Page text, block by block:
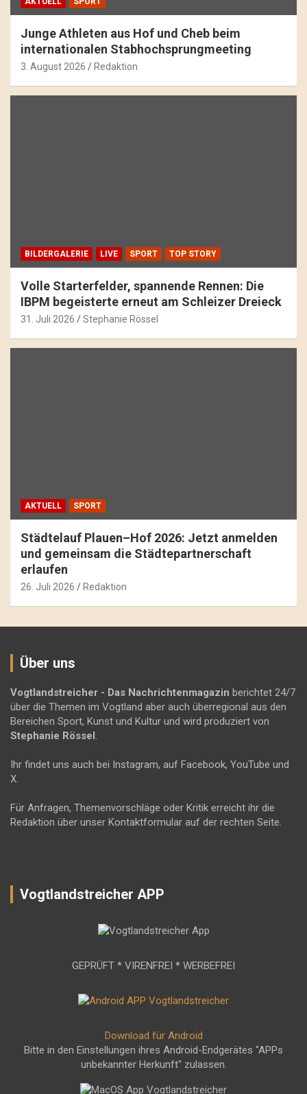
Junge Athleten aus Hof und Cheb beim
internationalen Stabhochsprungmeeting
3. August 2026 Redaktion
BILDERGALERIE LIVE SPORT TOP STORY
Volle Starterfelder, spannende Rennen: Die
IBPM begeisterte erneut am Schleizer Dreieck
31. Juli 2026 Stephanie Rössel
AKTUELL SPORT
Städtelauf Plauen–Hof 2026: Jetzt anmelden
und gemeinsam die Städtepartnerschaft
erlaufen
26. Juli 2026 Redaktion
Über uns
Vogtlandstreicher - Das Nachrichtenmagazin berichtet 24/7
über die Themen im Vogtland aber auch überregional aus den
Bereichen Sport, Kunst und Kultur und wird produziert von
Stephanie Rössel .
Ihr findet uns auch bei Instagram, auf Facebook, YouTube und
X.
Für Anfragen, Themenvorschläge oder Kritik erreicht ihr die
Redaktion über unser Kontaktformular auf der rechten Seite.
Vogtlandstreicher APP
GEPRÜFT * VIRENFREI * WERBEFREI
Download für Android
Bitte in den Einstellungen ihres Android-Endgerätes "APPs
unbekannter Herkunft" zulassen.